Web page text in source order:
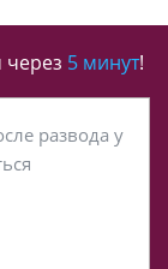
через 5 минут!